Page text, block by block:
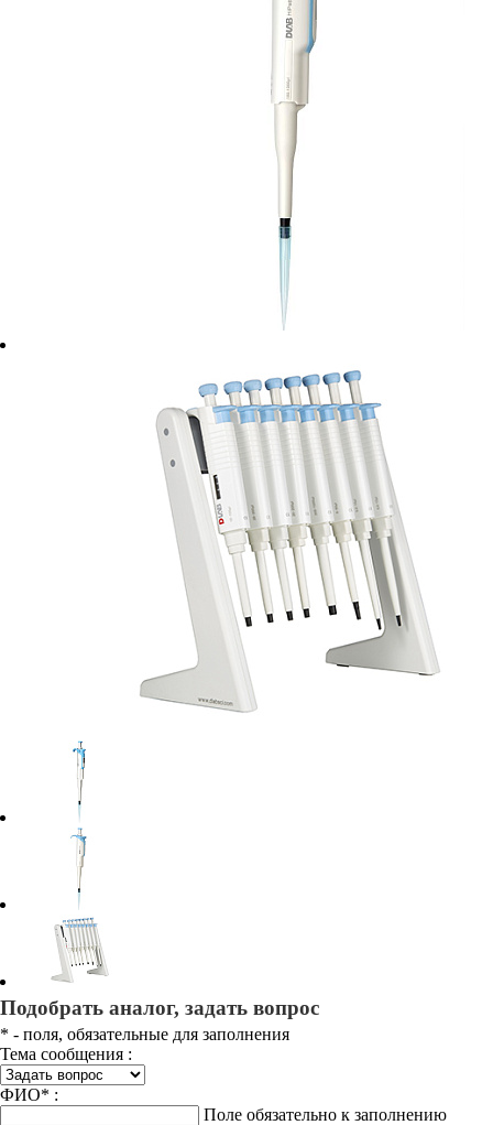
Подобрать аналог, задать вопрос
* - поля, обязательные для заполнения
Тема сообщения :
ФИО* :
Поле обязательно к заполнению